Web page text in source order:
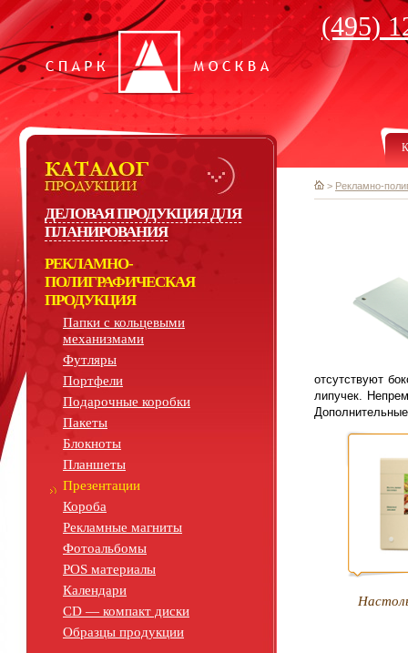
(495)
ДЕЛОВАЯ ПРОДУКЦИЯ ДЛЯ
ПЛАНИРОВАНИЯ
РЕКЛАМНО-
ПОЛИГРАФИЧЕСКАЯ
ПРОДУКЦИЯ
Папки с кольцевыми
механизмами
Футляры
Портфели
Подарочные коробки
Пакеты
Блокноты
Планшеты
Презентации
Короба
Рекламные магниты
Фотоальбомы
POS материалы
Календари
СD — компакт диски
Образцы продукции
> Рекламно-
отсутствуют
липучек.